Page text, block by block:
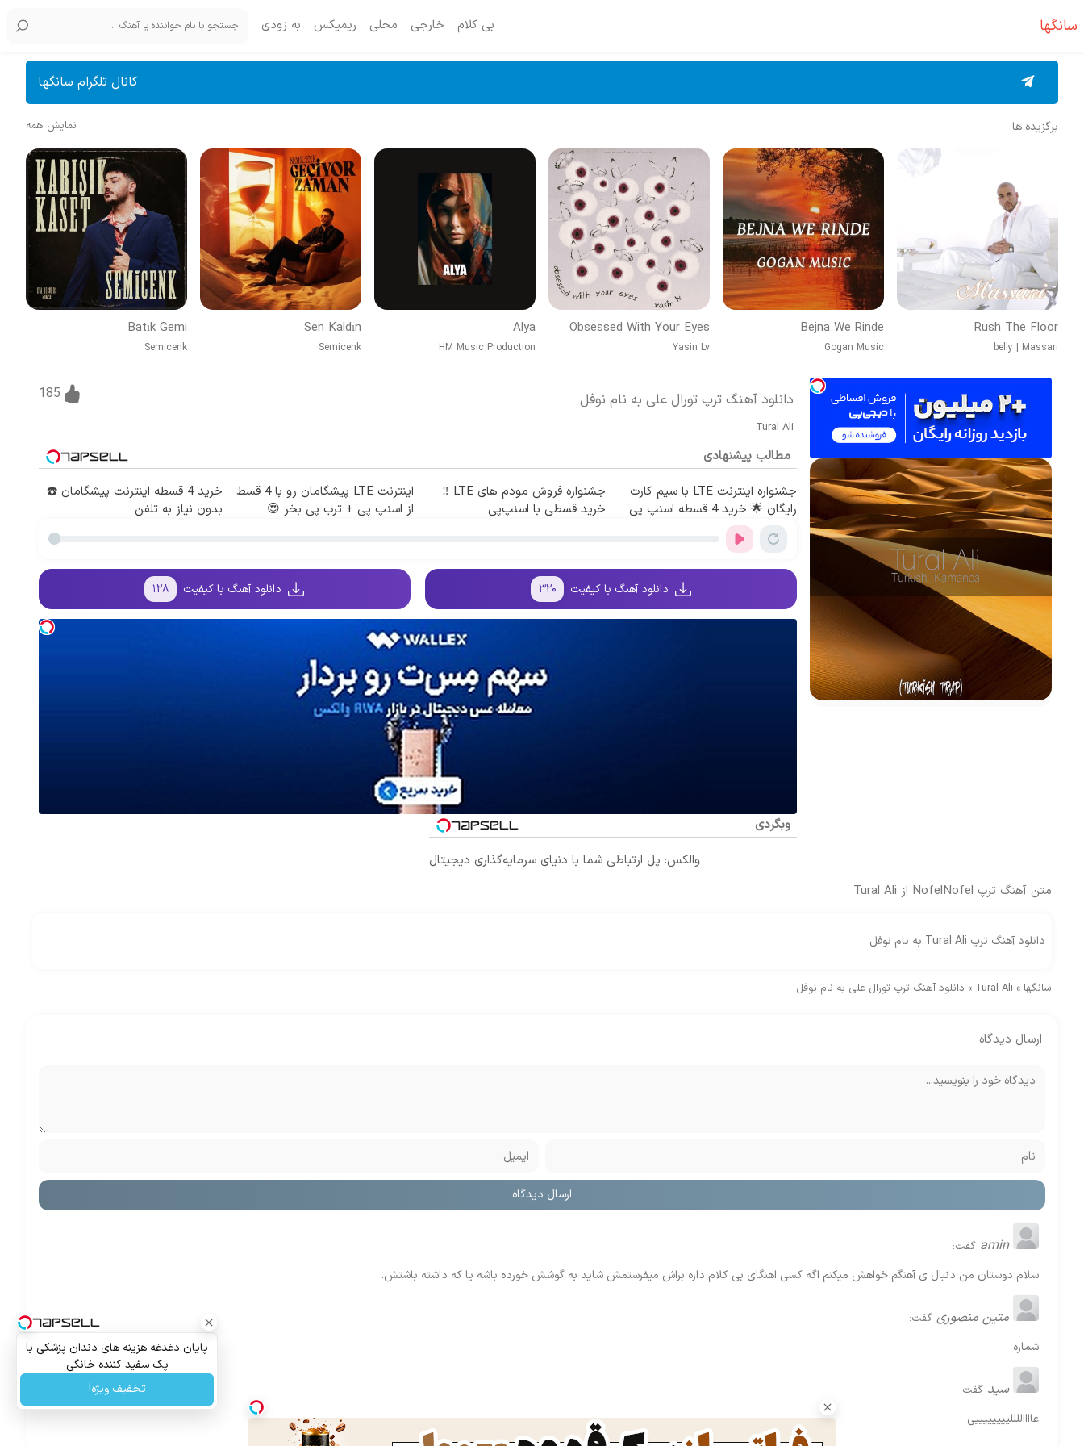
سانگها بی کلام خارجی محلی ریمیکس به زودی
کانال تلگرام سانگها
برگزیده ها نمایش همه
Rush The Floor
belly | Massari
Bejna We Rinde
Gogan Music
Obsessed With Your Eyes
Yasin Lv
Alya
HM Music Production
Sen Kaldın
Semicenk
Batık Gemi
Semicenk
دانلود آهنگ ترپ تورال علی به نام نوفل
Tural Ali
185
مطالب پیشنهادی
جشنواره اینترنت LTE با سیم کارت
رایگان 🌟 خرید 4 قسطه اسنپ پی
جشنواره فروش مودم های LTE ‼️
خرید قسطی با اسنپ‌پی
اینترنت LTE پیشگامان رو با 4 قسط
از اسنپ پی + ترب پی بخر 😍
خرید 4 قسطه اینترنت پیشگامان ☎️
بدون نیاز به تلفن
دانلود آهنگ با کیفیت ۳۲۰ دانلود آهنگ با کیفیت ۱۲۸
وبگردی
والکس: پل ارتباطی شما با دنیای سرمایه‌گذاری دیجیتال
متن آهنگ ترپ NofelNofel از Tural Ali
دانلود آهنگ ترپ Tural Ali به نام نوفل
سانگها »
Tural Ali
» دانلود آهنگ ترپ تورال علی به نام نوفل
ارسال دیدگاه
amin گفت:
سلام دوستان من دنبال ی آهنگم خواهش میکنم اگه کسی اهنگای بی کلام داره براش میفرستمش شاید به گوشش خورده باشه یا که داشته باشتش.
متین منصوری گفت:
شماره
سید گفت:
عااااللللییییییییی
پایان دغدغه هزینه های دندان پزشکی با
پک سفید کننده خانگی
تخفیف ویژه!